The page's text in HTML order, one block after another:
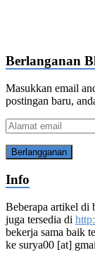
Berlanganan
Masukkan email
postingan baru,
Alamat
email
Info
Beberapa artikel di
juga tersedia di
bekerja sama baik
ke surya00 [at]